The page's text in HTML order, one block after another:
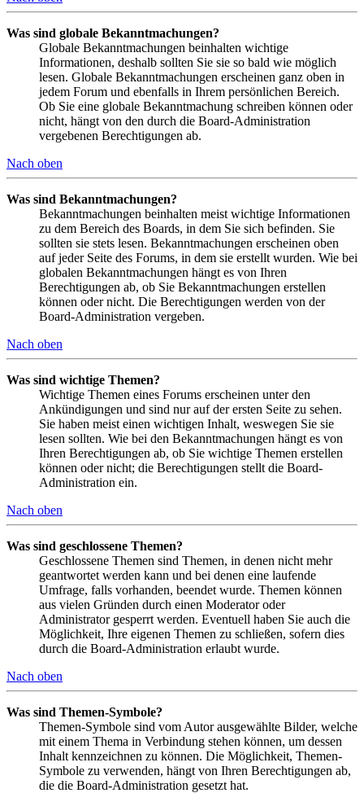
Was sind globale Bekanntmachungen?
Globale Bekanntmachungen beinhalten wichtige
Informationen, deshalb sollten Sie sie so bald wie möglich
lesen. Globale Bekanntmachungen erscheinen ganz oben in
jedem Forum und ebenfalls in Ihrem persönlichen Bereich.
Ob Sie eine globale Bekanntmachung schreiben können oder
nicht, hängt von den durch die Board-Administration
vergebenen Berechtigungen ab.
Nach oben
Was sind Bekanntmachungen?
Bekanntmachungen beinhalten meist wichtige Informationen
zu dem Bereich des Boards, in dem Sie sich befinden. Sie
sollten sie stets lesen. Bekanntmachungen erscheinen oben
auf jeder Seite des Forums, in dem sie erstellt wurden. Wie bei
globalen Bekanntmachungen hängt es von Ihren
Berechtigungen ab, ob Sie Bekanntmachungen erstellen
können oder nicht. Die Berechtigungen werden von der
Board-Administration vergeben.
Nach oben
Was sind wichtige Themen?
Wichtige Themen eines Forums erscheinen unter den
Ankündigungen und sind nur auf der ersten Seite zu sehen.
Sie haben meist einen wichtigen Inhalt, weswegen Sie sie
lesen sollten. Wie bei den Bekanntmachungen hängt es von
Ihren Berechtigungen ab, ob Sie wichtige Themen erstellen
können oder nicht; die Berechtigungen stellt die Board-
Administration ein.
Nach oben
Was sind geschlossene Themen?
Geschlossene Themen sind Themen, in denen nicht mehr
geantwortet werden kann und bei denen eine laufende
Umfrage, falls vorhanden, beendet wurde. Themen können
aus vielen Gründen durch einen Moderator oder
Administrator gesperrt werden. Eventuell haben Sie auch die
Möglichkeit, Ihre eigenen Themen zu schließen, sofern dies
durch die Board-Administration erlaubt wurde.
Nach oben
Was sind Themen-Symbole?
Themen-Symbole sind vom Autor ausgewählte Bilder, welche
mit einem Thema in Verbindung stehen können, um dessen
Inhalt kennzeichnen zu können. Die Möglichkeit, Themen-
Symbole zu verwenden, hängt von Ihren Berechtigungen ab,
die die Board-Administration gesetzt hat.